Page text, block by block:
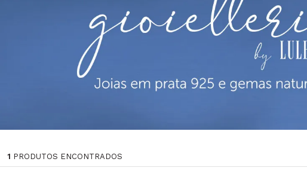
1 PRODUTOS ENCONTRADOS